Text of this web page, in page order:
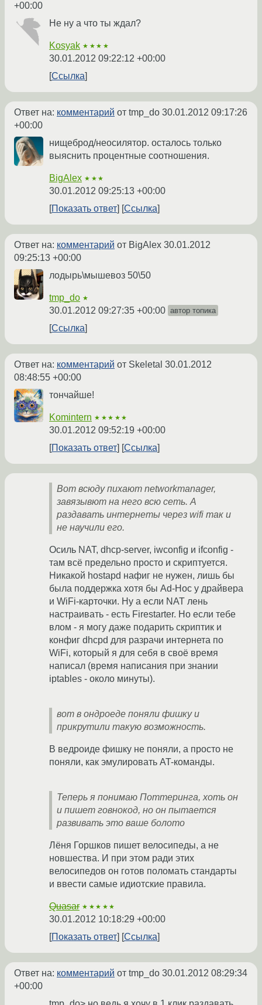
+00:00
Не ну а что ты ждал?
Kosyak ★★★★
30.01.2012 09:22:12 +00:00
Ссылка
Ответ на: комментарий от tmp_do 30.01.2012 09:17:26
+00:00
нищеброд/неосилятор. осталось только
выяснить процентные соотношения.
BigAlex ★★★
30.01.2012 09:25:13 +00:00
Показать ответ
Ссылка
Ответ на: комментарий от BigAlex 30.01.2012
09:25:13 +00:00
лодырь\мышевоз 50\50
tmp_do ★
30.01.2012 09:27:35 +00:00 автор топика
Ссылка
Ответ на: комментарий от Skeletal 30.01.2012
08:48:55 +00:00
тончайше!
Komintern ★★★★★
30.01.2012 09:52:19 +00:00
Показать ответ
Ссылка
Вот всюду пихают networkmanager,
завязывют на него всю сеть. А
раздавать интернеты через wifi так и
не научили его.
Осиль NAT, dhcp-server, iwconfig и ifconfig -
там всё предельно просто и скриптуется.
Никакой hostapd нафиг не нужен, лишь бы
была поддержка хотя бы Ad-Hoc у драйвера
и WiFi-карточки. Ну а если NAT лень
настраивать - есть Firestarter. Но если тебе
влом - я могу даже подарить скриптик и
конфиг dhcpd для разрачи интернета по
WiFi, который я для себя в своё время
написал (время написания при знании
iptables - около минуты).
вот в ондроеде поняли фишку и
прикрутили такую возможность.
В ведроиде фишку не поняли, а просто не
поняли, как эмулировать AT-команды.
Теперь я понимаю Поттеринга, хоть он
и пишет говнокод, но он пытается
развивать это ваше болото
Лёня Горшков пишет велосипеды, а не
новшества. И при этом ради этих
велосипедов он готов поломать стандарты
и ввести самые идиотские правила.
Quasar ★★★★★
30.01.2012 10:18:29 +00:00
Показать ответ
Ссылка
Ответ на: комментарий от tmp_do 30.01.2012 08:29:34
+00:00